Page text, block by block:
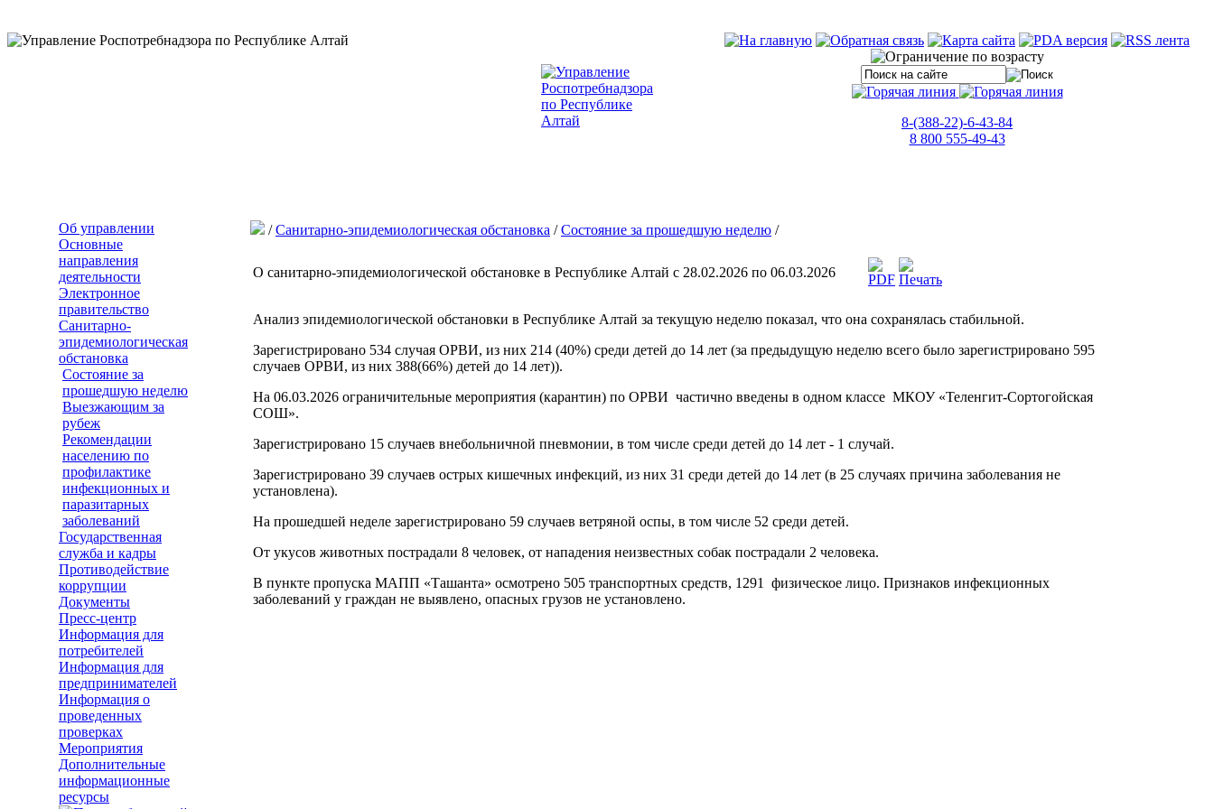
8-(388-22)-6-43-84
8 800 555-49-43
Об управлении
Основные
направления
деятельности
Электронное
правительство
Санитарно-
эпидемиологическая
обстановка
Состояние за
прошедшую неделю
Выезжающим за
рубеж
Рекомендации
населению по
профилактике
инфекционных и
паразитарных
заболеваний
Государственная
служба и кадры
Противодействие
коррупции
Документы
Пресс-центр
Информация для
потребителей
Информация для
предпринимателей
Информация о
проведенных
проверках
Мероприятия
Дополнительные
информационные
ресурсы
/Санитарно-эпидемиологическая обстановка /Состояние за прошедшую неделю /
О санитарно-эпидемиологической обстановке в Республике Алтай с 28.02.2026 по 06.03.2026
Анализ эпидемиологической обстановки в Республике Алтай за текущую неделю показал, что она сохранялась стабильной.
Зарегистрировано 534 случая ОРВИ, из них 214 (40%) среди детей до 14 лет (за предыдущую неделю всего было зарегистрировано 595
случаев ОРВИ, из них 388(66%) детей до 14 лет)).
На 06.03.2026 ограничительные мероприятия (карантин) по ОРВИ частично введены в одном классе МКОУ «Теленгит-Сортогойская
СОШ».
Зарегистрировано 15 случаев внебольничной пневмонии, в том числе среди детей до 14 лет - 1 случай.
Зарегистрировано 39 случаев острых кишечных инфекций, из них 31 среди детей до 14 лет (в 25 случаях причина заболевания не
установлена).
На прошедшей неделе зарегистрировано 59 случаев ветряной оспы, в том числе 52 среди детей.
От укусов животных пострадали 8 человек, от нападения неизвестных собак пострадали 2 человека.
В пункте пропуска МАПП «Ташанта» осмотрено 505 транспортных средств, 1291 физическое лицо. Признаков инфекционных
заболеваний у граждан не выявлено, опасных грузов не установлено.